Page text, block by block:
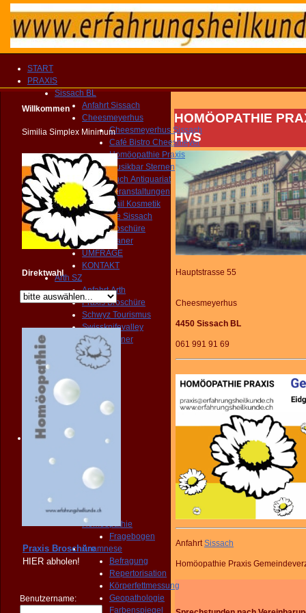
START
PRAXIS
Sissach BL
Anfahrt Sissach
Cheesmeyerhus
Cheesmeyerhus Sissach
Café Bistro Cheesmeyer
Homöopathie Praxis
Musikbar Sternen
Buch Antiquariat
Veranstaltungen
Nail Kosmetik
Gemeinde Sissach
Praxis Broschüre
Routenplaner
UMFRAGE
KONTAKT
Arth SZ
Anfahrt Arth
Praxis Broschüre
Schwyz Tourismus
Swissknifevalley
Routenplaner
KONTAKT
Erreichbarkeit
Fragebogen
Broschüre
Person
KONTAKT
Angebot
Homöopathie
Diagnose
PRAXIS
Homöopathie
Fragebogen
Anamnese
Befragung
Repertorisation
Körperfettmessung
Geopathologie
Farbenspiegel
Willkommen
Similia Simplex Minimum
Direktwahl
Praxis Broschüre
HIER abholen!
Benutzername:
HOMÖOPATHIE
HVS
Hauptstrasse 55
Cheesmeyerhus
4450 Sissach BL
061 991 91 69
Anfahrt Sissach
Homöopathie Praxis